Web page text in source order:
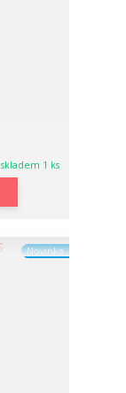
skladem 1 ks
Novinka